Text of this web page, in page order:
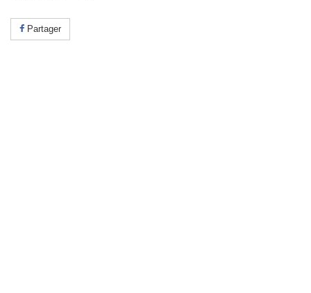
Partager